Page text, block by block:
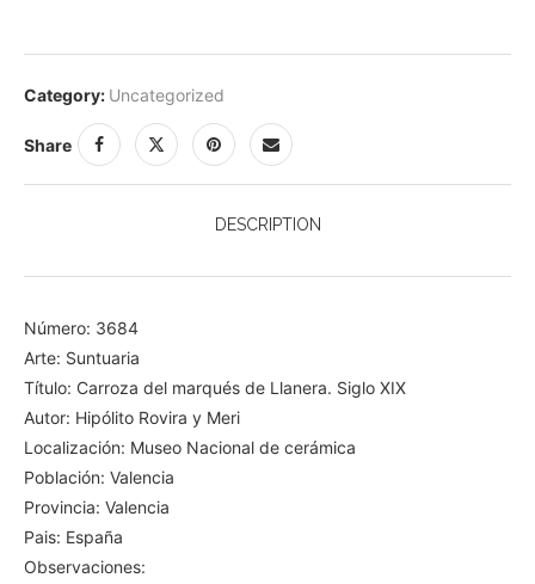
Category: Uncategorized
Share
DESCRIPTION
Número: 3684
Arte: Suntuaria
Título: Carroza del marqués de Llanera. Siglo XIX
Autor: Hipólito Rovira y Meri
Localización: Museo Nacional de cerámica
Población: Valencia
Provincia: Valencia
Pais: España
Observaciones: